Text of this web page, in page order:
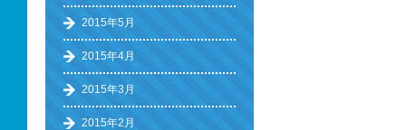
2015年5月
2015年4月
2015年3月
2015年2月